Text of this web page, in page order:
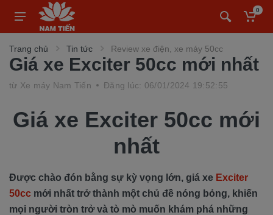
0
Trang chủ Tin tức Review xe điện, xe máy 50cc
Giá xe Exciter 50cc mới nhất
từ Xe máy Nam Tiến Đăng lúc: 06/01/2024 19:52:55
Giá xe Exciter 50cc mới
nhất
Được chào đón bằng sự kỳ vọng lớn, giá xe Exciter
50cc mới nhất trở thành một chủ đề nóng bỏng, khiến
mọi người tròn trở và tò mò muốn khám phá những